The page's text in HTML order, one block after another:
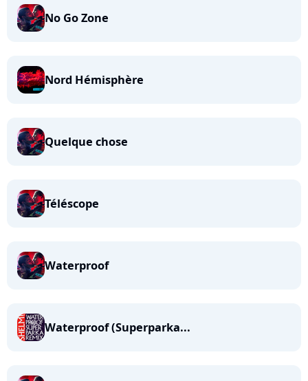
No Go Zone
Nord Hémisphère
Quelque chose
Téléscope
Waterproof
Waterproof (Superparka...